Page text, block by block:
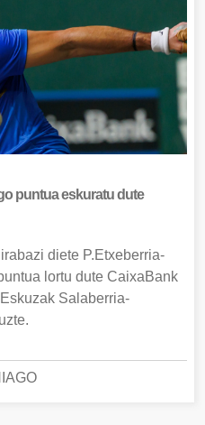
puntua eskuratu dute
diete P.Etxeberria-
lortu dute CaixaBank
Salaberria-